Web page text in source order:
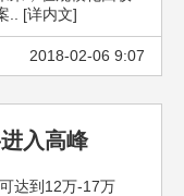
.. [详内文]
2018-02-06 9:07
入高峰
达到12万-17万